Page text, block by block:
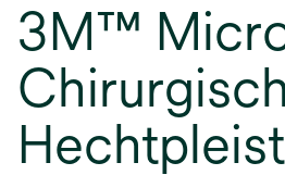
3M™